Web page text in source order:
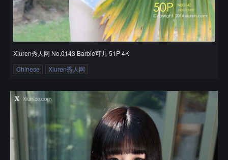
Xiuren秀人网 No.0143 Barbie可儿 51P 4K
Chinese
Xiuren秀人网